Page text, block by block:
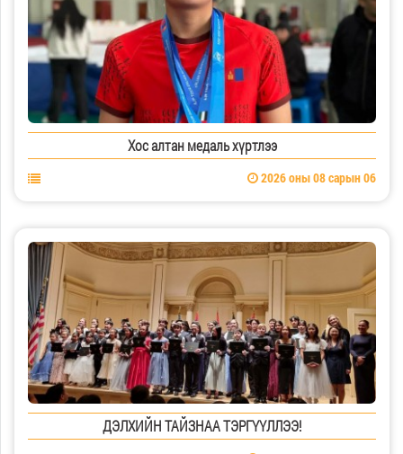
Хос алтан медаль хүртлээ
2026 оны 08 сарын 06
ДЭЛХИЙН ТАЙЗНАА ТЭРГҮҮЛЛЭЭ!